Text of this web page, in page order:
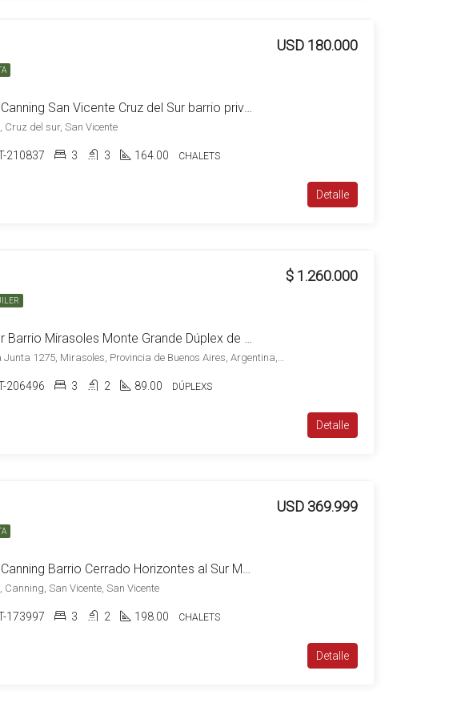
Venta Canning San Vicente Cruz del Sur barrio privado Casa 4 ambientes c/piscina
USD 180.000
Cruz del sur, San Vicente
210837 3 3 164.00 CHALETS
Detalle
Alquiler Barrio Mirasoles Monte Grande Dúplex de 3 Dormitorios C/estacionamiento
$ 1.260.000
Primera Junta 1275, Mirasoles, Provincia de Buenos Aires, Argentina, Mirasoles, Esteban Echeverría
206496 3 2 89.00 DÚPLEXS
Detalle
Venta Canning Barrio Cerrado Horizontes al Sur Moderna Casa 3 Dorm y Piscina
USD 369.999
Canning, San Vicente, San Vicente
173997 3 2 198.00 CHALETS
Detalle